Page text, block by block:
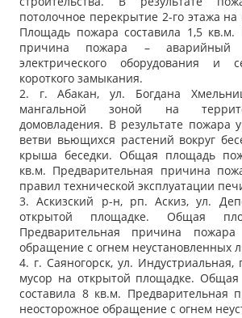
потолочное перекрытие 2-го этажа
Площадь пожара составила 1,5 кв.м.
причина пожара – аварийный
электрического оборудования и
короткого замыкания.
2. г. Абакан, ул. Богдана
мангальной зоной на
домовладения. В результате пожара
ветви вьющихся растений вокруг
крыша беседки. Общая площадь
кв.м. Предварительная причина
правил технической эксплуатации
3. Аскизский р-н, рп. Аскиз, ул.
открытой площадке. Общая
Предварительная причина
обращение с огнем неустановленных
4. г. Саяногорск, ул.
мусор на открытой площадке.
составила 8 кв.м. Предварительная
неосторожное обращение с огнем